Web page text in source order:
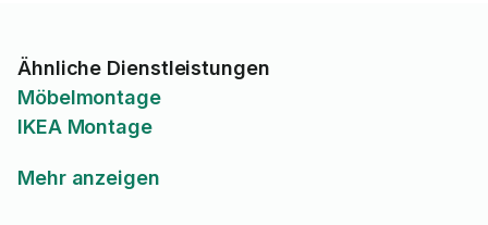
Ähnliche Dienstleistungen
Möbelmontage
IKEA Montage
Mehr anzeigen